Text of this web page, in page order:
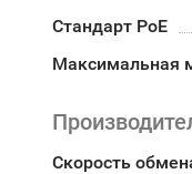
Стандарт PoE
Максимальная
Скорость